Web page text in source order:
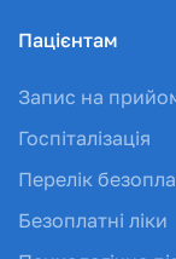
Пацієнтам
Запис на
Госпіталізація
Перелік
Безоплатні ліки